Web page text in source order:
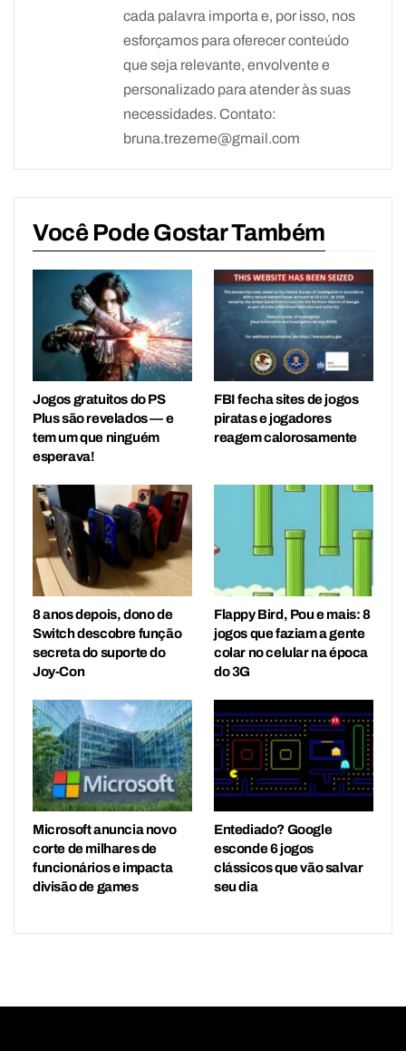
cada palavra importa e, por isso, nos
esforçamos para oferecer conteúdo
que seja relevante, envolvente e
personalizado para atender às suas
necessidades. Contato:
bruna.trezeme@gmail.com
Você Pode Gostar Também
Jogos gratuitos do PS
Plus são revelados — e
tem um que ninguém
esperava!
FBI fecha sites de jogos
piratas e jogadores
reagem calorosamente
8 anos depois, dono de
Switch descobre função
secreta do suporte do
Joy-Con
Flappy Bird, Pou e mais: 8
jogos que faziam a gente
colar no celular na época
do 3G
Microsoft anuncia novo
corte de milhares de
funcionários e impacta
divisão de games
Entediado? Google
esconde 6 jogos
clássicos que vão salvar
seu dia